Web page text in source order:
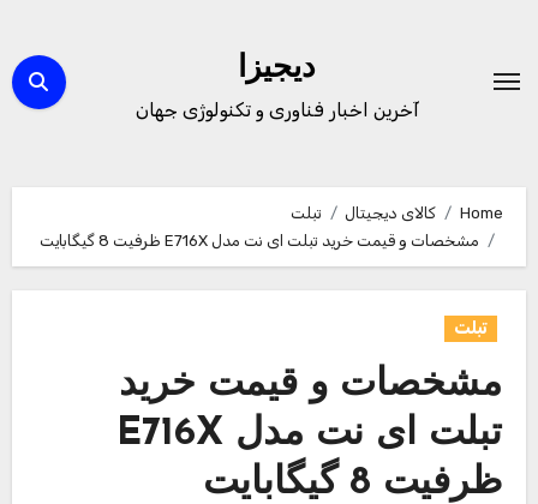
content
دیجیزا
آخرین اخبار فناوری و تکنولوژی جهان
Home کالای دیجیتال
تبلت
مشخصات و قیمت خرید تبلت ای نت مدل E716X ظرفیت 8 گیگابایت
تبلت
مشخصات و قیمت خرید
تبلت ای نت مدل E716X
ظرفیت 8 گیگابایت